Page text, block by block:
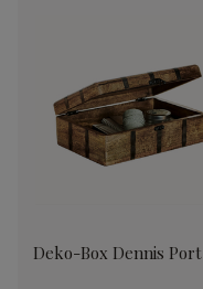
Deko-Box Dennis Port